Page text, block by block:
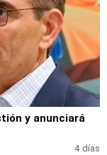
y anunciará
4 días